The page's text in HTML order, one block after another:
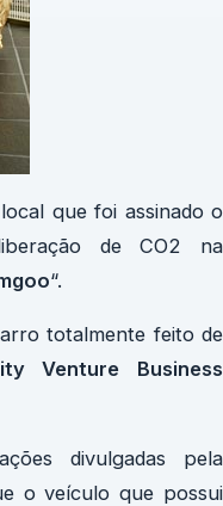
que foi assinado o
de CO2 na
“.
totalmente feito de
Venture Business
divulgadas pela
o veículo que possui